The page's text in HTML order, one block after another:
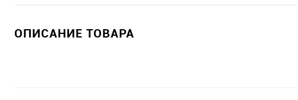
ОПИСАНИЕ ТОВАРА